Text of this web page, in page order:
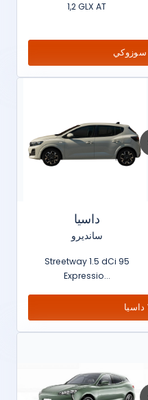
1,2 GLX AT
داسيا
سانديرو
Streetway 1.5 dCi 95
Expressio...